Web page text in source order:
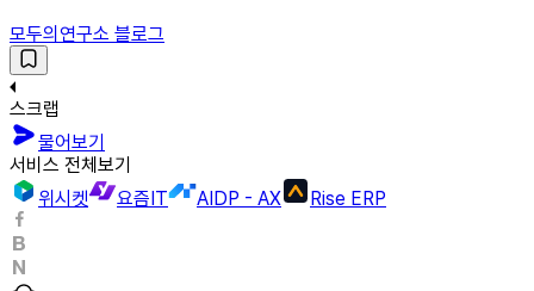
모두의연구소 블로그
스크랩
물어보기
서비스 전체보기
위시켓
요즘IT AIDP - AX Rise ERP